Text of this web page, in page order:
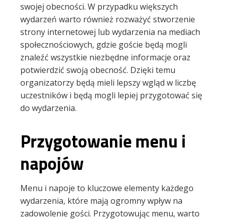
swojej obecności. W przypadku większych
wydarzeń warto również rozważyć stworzenie
strony internetowej lub wydarzenia na mediach
społecznościowych, gdzie goście będą mogli
znaleźć wszystkie niezbędne informacje oraz
potwierdzić swoją obecność. Dzięki temu
organizatorzy będą mieli lepszy wgląd w liczbę
uczestników i będą mogli lepiej przygotować się
do wydarzenia.
Przygotowanie menu i
napojów
Menu i napoje to kluczowe elementy każdego
wydarzenia, które mają ogromny wpływ na
zadowolenie gości. Przygotowując menu, warto